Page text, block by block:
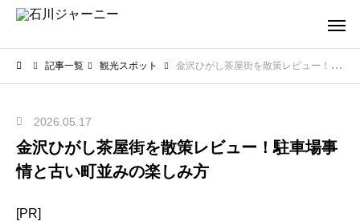
記事一覧 観光スポット 金沢ひがし茶屋街を散策レビュー！駐車場事情と古い町並みの楽しみ方
2026.05.17
金沢ひがし茶屋街を散策レビュー！駐車場事
情と古い町並みの楽しみ方
[PR]